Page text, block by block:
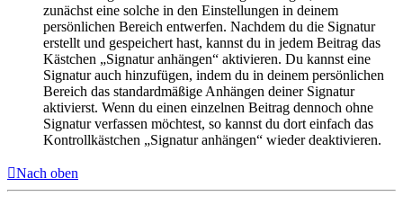
zunächst eine solche in den Einstellungen in deinem
persönlichen Bereich entwerfen. Nachdem du die Signatur
erstellt und gespeichert hast, kannst du in jedem Beitrag das
Kästchen „Signatur anhängen“ aktivieren. Du kannst eine
Signatur auch hinzufügen, indem du in deinem persönlichen
Bereich das standardmäßige Anhängen deiner Signatur
aktivierst. Wenn du einen einzelnen Beitrag dennoch ohne
Signatur verfassen möchtest, so kannst du dort einfach das
Kontrollkästchen „Signatur anhängen“ wieder deaktivieren.
Nach oben